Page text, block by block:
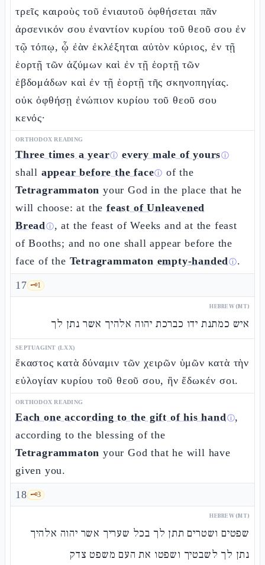
τρεῖς καιροὺς τοῦ ἐνιαυτοῦ ὀφθήσεται πᾶν
ἀρσενικόν σου ἐναντίον κυρίου τοῦ θεοῦ σου ἐν
τῷ τόπῳ, ᾧ ἐὰν ἐκλέξηται αὐτὸν κύριος, ἐν τῇ
ἑορτῇ τῶν ἀζύμων καὶ ἐν τῇ ἑορτῇ τῶν
ἑβδομάδων καὶ ἐν τῇ ἑορτῇ τῆς σκηνοπηγίας.
οὐκ ὀφθήσῃ ἐνώπιον κυρίου τοῦ θεοῦ σου
κενός·
ORTHODOX READING
Three times a yearⓘ every male of yoursⓘ
shall appear before the faceⓘ of the
Tetragrammaton your God in the place that he
will choose: at thefeast of Unleavened
Breadⓘ, at the feast of Weeks and at the feast
of Booths; and no one shall appear before the
face of the Tetragrammaton empty-handedⓘ.
17 🗝️1
HEBREW (MT)
איש כמתנת ידו כברכת יהוה אלהיך אשר נתן לך
SEPTUAGINT (LXX)
ἕκαστος κατὰ δύναμιν τῶν χειρῶν ὑμῶν κατὰ τὴν
εὐλογίαν κυρίου τοῦ θεοῦ σου, ἣν ἔδωκέν σοι.
ORTHODOX READING
Each one according to the gift of his handⓘ,
according to the blessing of the
Tetragrammaton your God that he will have
given you.
18 🗝️3
HEBREW (MT)
שפטים ושטרים תתן לך בכל שעריך אשר יהוה אלהיך
נתן לך לשבטיך ושפטו את העם משפט צדק